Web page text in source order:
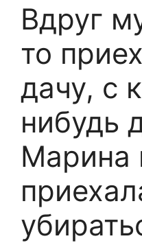
Вдруг
то
дачу, с
нибудь
Марина